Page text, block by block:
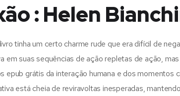
: Helen
tinha um certo charme rude que era difícil de
suas sequências de ação repletas de ação,
epub grátis da interação humana e dos momentos
está cheia de reviravoltas inesperadas,